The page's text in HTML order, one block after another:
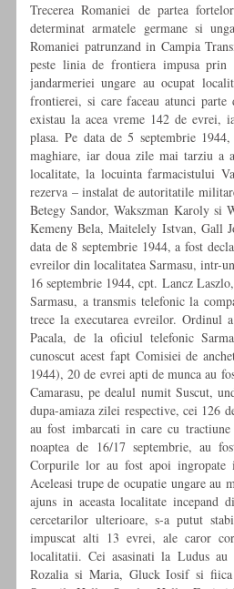
Trecerea Romaniei de partea
determinat armatele germane si
Romaniei patrunzand in Campia
peste linia de frontiera impusa
jandarmeriei ungare au ocupat
frontierei, si care faceau atunci
existau la acea vreme 142 de
plasa. Pe data de 5 septembrie
maghiare, iar doua zile mai tarziu a
localitate, la locuinta farmacistului
rezerva – instalat de autoritatile
Betegy Sandor, Wakszman Karoly si
Kemeny Bela, Maitelely Istvan, Gall
data de 8 septembrie 1944, a fost
evreilor din localitatea Sarmasu, intr-
16 septembrie 1944, cpt. Lancz
Sarmasu, a transmis telefonic la
trece la executarea evreilor. Ordinul
Pacala, de la oficiul telefonic
cunoscut acest fapt Comisiei de
1944), 20 de evrei apti de munca au
Camarasu, pe dealul numit Suscut,
dupa-amiaza zilei respective, cei 126
au fost imbarcati in care cu
noaptea de 16/17 septembrie, au
Corpurile lor au fost apoi ingropate
Aceleasi trupe de ocupatie ungare au
ajuns in aceasta localitate incepand
cercetarilor ulterioare, s-a putut
impuscat alti 13 evrei, ale caror
localitatii. Cei asasinati la Ludus
Rozalia si Maria, Gluck Iosif si